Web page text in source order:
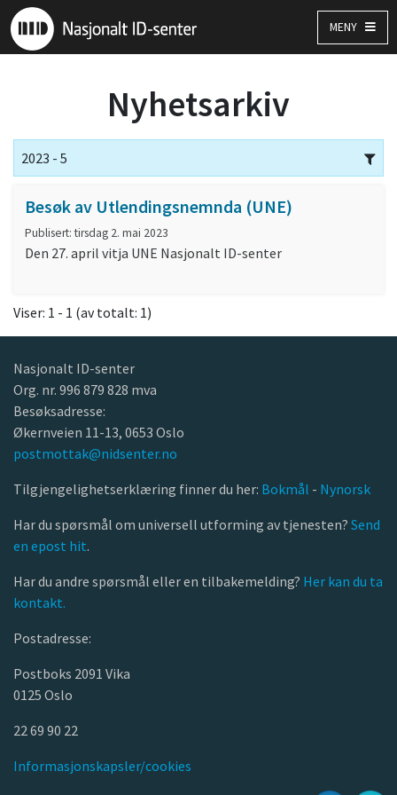
MENY
Nyhetsarkiv
2023 - 5
Besøk av Utlendingsnemnda (UNE)
Publisert: tirsdag 2. mai 2023
Den 27. april vitja UNE Nasjonalt ID-senter
Viser: 1 - 1 (av totalt: 1)
Nasjonalt ID-senter
Org. nr. 996 879 828 mva
Besøksadresse:
Økernveien 11-13, 0653 Oslo
postmottak@nidsenter.no
Tilgjengelighetserklæring finner du her: Bokmål - Nynorsk
Har du spørsmål om universell utforming av tjenesten? Send
en epost hit.
Har du andre spørsmål eller en tilbakemelding? Her kan du ta
kontakt.
Postadresse:
Postboks 2091 Vika
0125 Oslo
22 69 90 22
Informasjonskapsler/cookies